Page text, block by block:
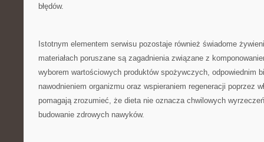
błędów.
Istotnym elementem serwisu pozostaje również świadome
materiałach poruszane są zagadnienia związane z
wyborem wartościowych produktów spożywczych, odpowiednim
nawodnieniem organizmu oraz wspieraniem regeneracji poprzez
pomagają zrozumieć, że dieta nie oznacza chwilowych
budowanie zdrowych nawyków.